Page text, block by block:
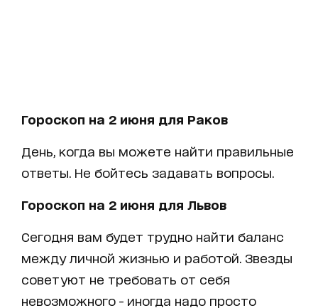
Гороскоп на 2 июня для Раков
День, когда вы можете найти правильные
ответы. Не бойтесь задавать вопросы.
Гороскоп на 2 июня для Львов
Сегодня вам будет трудно найти баланс
между личной жизнью и работой. Звезды
советуют не требовать от себя
невозможного - иногда надо просто